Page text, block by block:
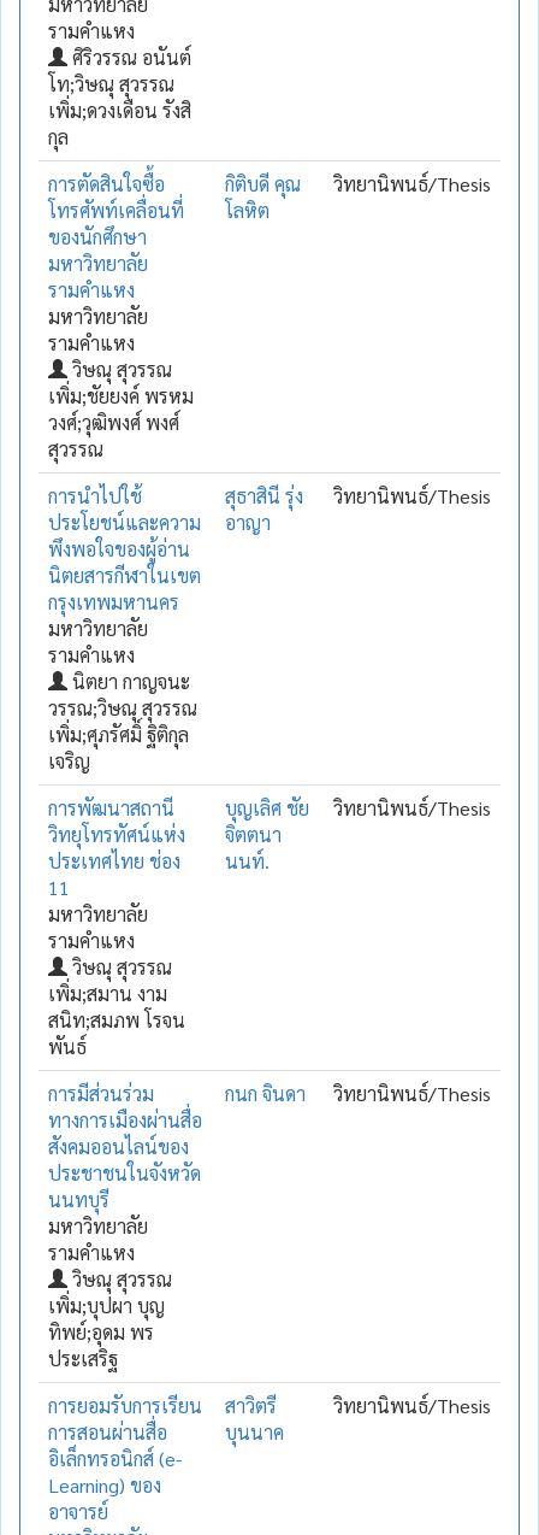
รามคำแหง
ศิริวรรณ อนันต์
โท;วิษณุ สุวรรณ
เพิ่ม;ดวงเดือน รังสิ
กุล
การตัดสินใจซื้อ
โทรศัพท์เคลื่อนที่
ของนักศึกษา
มหาวิทยาลัย
รามคำแหง
มหาวิทยาลัย
รามคำแหง
วิษณุ สุวรรณ
เพิ่ม;ชัยยงค์ พรหม
วงศ์;วุฒิพงศ์ พงศ์
สุวรรณ
กิติบดี คุณ
โลหิต
วิทยานิพนธ์/Thesis
การนำไปใช้
ประโยชน์และความ
พึงพอใจของผู้อ่าน
นิตยสารกีฬาในเขต
กรุงเทพมหานคร
มหาวิทยาลัย
รามคำแหง
นิตยา กาญจนะ
วรรณ;วิษณุ สุวรรณ
เพิ่ม;ศุภรัศมิ์ ฐิติกุล
เจริญ
สุธาสินี รุ่ง
อาญา
วิทยานิพนธ์/Thesis
การพัฒนาสถานี
วิทยุโทรทัศน์แห่ง
ประเทศไทย ช่อง
11
มหาวิทยาลัย
รามคำแหง
วิษณุ สุวรรณ
เพิ่ม;สมาน งาม
สนิท;สมภพ โรจน
พันธ์
บุญเลิศ ชัย
จิตตนา
นนท์.
วิทยานิพนธ์/Thesis
การมีส่วนร่วม
ทางการเมืองผ่านสื่อ
สังคมออนไลน์ของ
ประชาชนในจังหวัด
นนทบุรี
มหาวิทยาลัย
รามคำแหง
วิษณุ สุวรรณ
เพิ่ม;บุปผา บุญ
ทิพย์;อุดม พร
ประเสริฐ
กนก จินดา วิทยานิพนธ์/Thesis
การยอมรับการเรียน
การสอนผ่านสื่อ
อิเล็กทรอนิกส์ (e-
Learning) ของ
อาจารย์
สาวิตรี
บุนนาค
วิทยานิพนธ์/Thesis